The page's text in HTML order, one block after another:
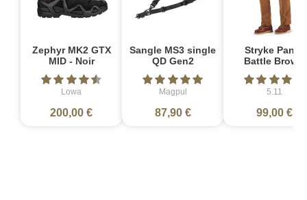
Zephyr MK2 GTX
MID - Noir
Lowa
200,00 €
Sangle MS3 single
QD Gen2
Magpul
87,90 €
Stryke Pant -
Battle Brown
5.11
99,00 €